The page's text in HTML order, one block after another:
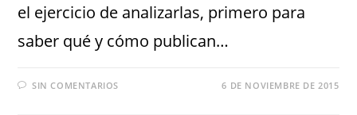
el ejercicio de analizarlas, primero para
saber qué y cómo publican…
SIN COMENTARIOS 6 DE NOVIEMBRE DE 2015